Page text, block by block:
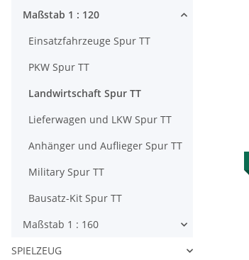
Maßstab 1 : 120
Einsatzfahrzeuge Spur TT
PKW Spur TT
Landwirtschaft Spur TT
Lieferwagen und LKW Spur TT
Anhänger und Auflieger Spur TT
Military Spur TT
Bausatz-Kit Spur TT
Maßstab 1 : 160
SPIELZEUG